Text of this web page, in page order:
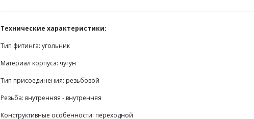
Технические характеристики:
Тип фитинга: угольник
Материал корпуса: чугун
Тип присоединения: резьбовой
Резьба: внутренняя - внутренняя
Конструктивные особенности: переходной